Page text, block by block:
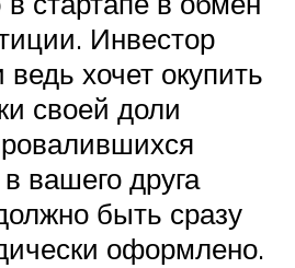
Инвестор
хочет окупить
своей доли
вашего друга
быть сразу
оформлено.